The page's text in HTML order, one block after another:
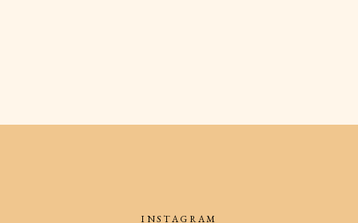
INSTAGRAM